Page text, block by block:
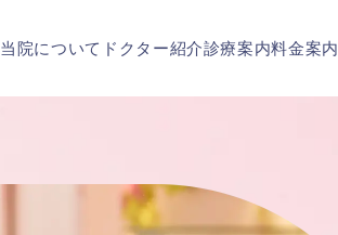
当院について ドクター紹介診療案内料金案内